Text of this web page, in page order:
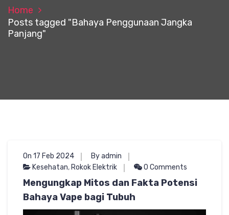
Home
Posts tagged "Bahaya Penggunaan Jangka
Panjang"
On 17 Feb 2024
By admin
Kesehatan, Rokok Elektrik 0 Comments
Mengungkap Mitos dan Fakta Potensi
Bahaya Vape bagi Tubuh